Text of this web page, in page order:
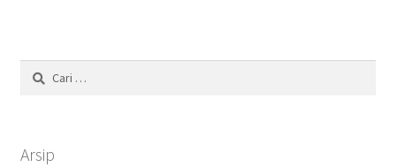
Cari
untuk:
Arsip